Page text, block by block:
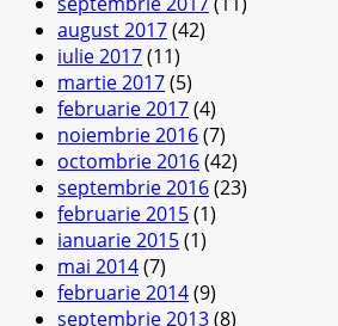
august 2017(42)
iulie 2017(11)
martie 2017(5)
februarie 2017(4)
noiembrie 2016(7)
octombrie 2016(42)
septembrie 2016(23)
februarie 2015(1)
ianuarie 2015(1)
mai 2014(7)
februarie 2014(9)
septembrie 2013(8)